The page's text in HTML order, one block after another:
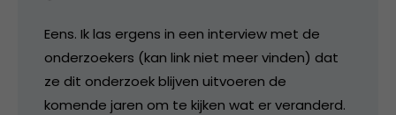
Eens. Ik las ergens in een interview met de
onderzoekers (kan link niet meer vinden) dat
ze dit onderzoek blijven uitvoeren de
komende jaren om te kijken wat er veranderd.